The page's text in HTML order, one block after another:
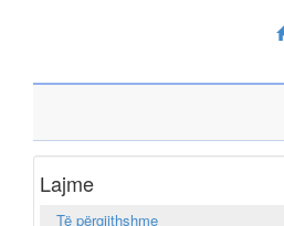
Lajme
Të përgjithshme